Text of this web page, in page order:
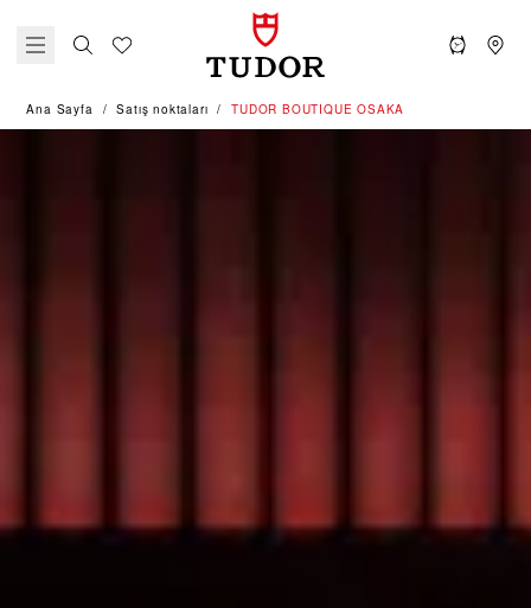
Ana Sayfa Satış noktaları ‭TUDOR BOUTIQUE OSAKA‬